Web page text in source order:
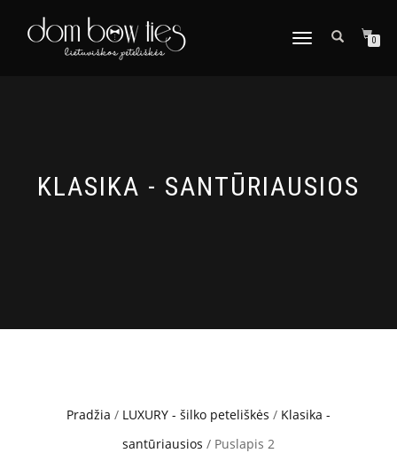
TOGGLE
0
KLASIKA - SANTŪRIAUSIOS
Pradžia / LUXURY - šilko peteliškės / Klasika -
santūriausios / Puslapis 2